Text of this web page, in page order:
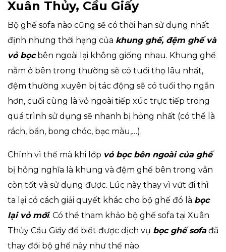
Xuân Thủy, Cầu Giấy
Bộ ghế sofa nào cũng sẽ có thời hạn sử dụng nhất
định nhưng thời hạng của khung ghế, đệm ghế và
vỏ bọcbên ngoài lại không giống nhau. Khung ghế
nằm ở bên trong thường sẽ có tuổi thọ lâu nhất,
đệm thường xuyên bị tác động sẽ có tuổi thọ ngắn
hơn, cuối cùng là vỏ ngoài tiếp xúc trực tiếp trong
quá trình sử dụng sẽ nhanh bị hỏng nhất (có thể là
rách, bẩn, bong chóc, bạc màu,…).
Chính vì thế mà khi lớp vỏ bọc bên ngoài của ghế
bị hỏng nghĩa là khung và đệm ghế bên trong vẫn
còn tốt và sử dụng được. Lúc này thay vì vứt đi thì
ta lại có cách giải quyết khác cho bộ ghế đó là bọc
lại vỏ mới. Có thể tham khảo bộ ghế sofa tại Xuân
Thủy Cầu Giấy để biết được dịch vụ bọc ghế sofađã
thay đổi bộ ghế này như thế nào.